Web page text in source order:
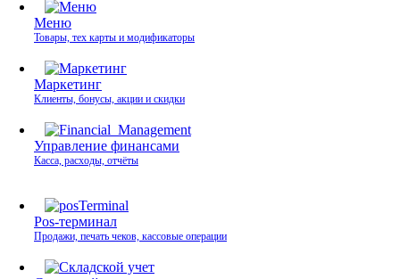
Меню
Товары, тех карты и модификаторы
Маркетинг
Клиенты, бонусы, акции и скидки
Управление финансами
Касса, расходы, отчёты
Pos-терминал
Продажи, печать чеков, кассовые операции